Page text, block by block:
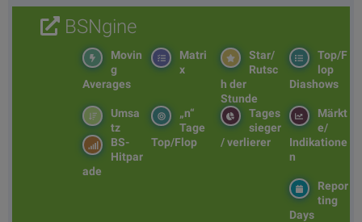
BSNgine
Top/F
lop
Diashows
Star/
Rutsc
h der
Stunde
Matri
x
Movin
g
Averages
Märkt
e/
Indikatione
n
Tages
sieger
/ verlierer
„n“
Tage
Top/Flop
Umsa
tz
BS-
Hitpar
ade
Repor
ting
Days